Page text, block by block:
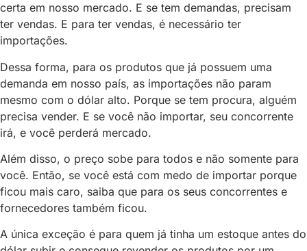
certa em nosso mercado. E se tem demandas, precisam
ter vendas. E para ter vendas, é necessário ter
importações.
Dessa forma, para os produtos que já possuem uma
demanda em nosso país, as importações não param
mesmo com o dólar alto. Porque se tem procura, alguém
precisa vender. E se você não importar, seu concorrente
irá, e você perderá mercado.
Além disso, o preço sobe para todos e não somente para
você. Então, se você está com medo de importar porque
ficou mais caro, saiba que para os seus concorrentes e
fornecedores também ficou.
A única exceção é para quem já tinha um estoque antes do